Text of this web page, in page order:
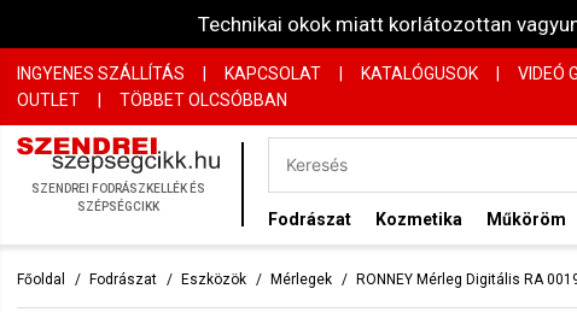
Technikai okok miatt korlátozottan
INGYENES SZÁLLÍTÁS KAPCSOLAT KATALÓGUSOK VIDEÓ
OUTLET
| TÖBBET OLCSÓBBAN
SZENDREI FODRÁSZKELLÉK ÉS
SZÉPSÉGCIKK
Fodrászat Kozmetika Műköröm
Főoldal Fodrászat Eszközök Mérlegek RONNEY Mérleg Digitális RA